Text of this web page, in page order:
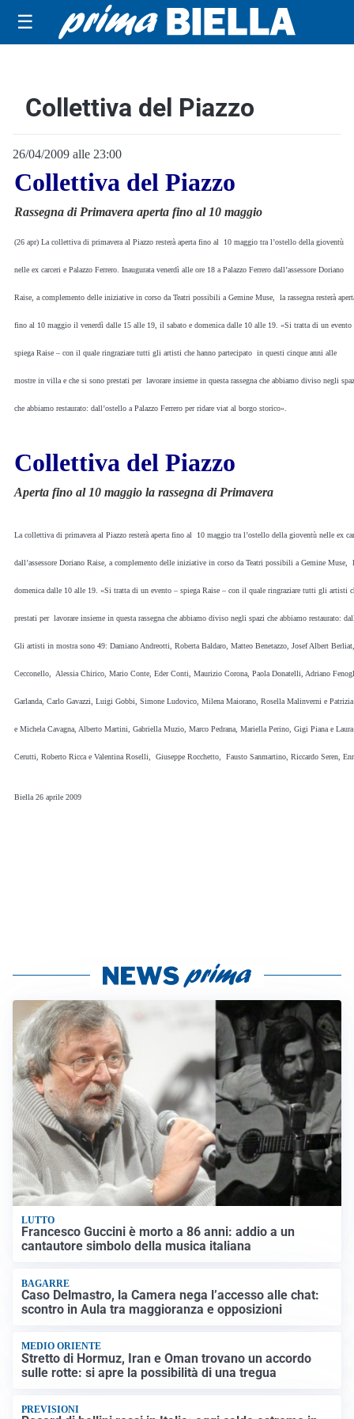
☰
Collettiva del Piazzo
26/04/2009 alle 23:00
Collettiva del Piazzo
Rassegna di Primavera aperta fino al 10 maggio
(26 apr) La collettiva di primavera al Piazzo resterà aperta fino al 10 maggio tra l’ostello della gioventù
nelle ex carceri e Palazzo Ferrero. Inaugurata venerdì alle ore 18 a Palazzo Ferrero dall’assessore Doriano
Raise, a complemento delle iniziative in corso da Teatri possibili a Gemine Muse, la rassegna resterà
fino al 10 maggio il venerdì dalle 15 alle 19, il sabato e domenica dalle 10 alle 19. «Si tratta di un evento
spiega Raise – con il quale ringraziare tutti gli artisti che hanno partecipato in questi cinque anni alle
mostre in villa e che si sono prestati per lavorare insieme in questa rassegna che abbiamo diviso negli
che abbiamo restaurato: dall’ostello a Palazzo Ferrero per ridare viat al borgo storico».
Collettiva del Piazzo
Aperta fino al 10 maggio la rassegna di Primavera
La collettiva di primavera al Piazzo resterà aperta fino al 10 maggio tra l’ostello della gioventù nelle ex
dall’assessore Doriano Raise, a complemento delle iniziative in corso da Teatri possibili a Gemine
domenica dalle 10 alle 19. «Si tratta di un evento – spiega Raise – con il quale ringraziare tutti gli
prestati per lavorare insieme in questa rassegna che abbiamo diviso negli spazi che abbiamo restaurato:
Gli artisti in mostra sono 49: Damiano Andreotti, Roberta Baldaro, Matteo Benetazzo, Josef Albert
Cecconello, Alessia Chirico, Mario Conte, Eder Conti, Maurizio Corona, Paola Donatelli, Adriano
Garlanda, Carlo Gavazzi, Luigi Gobbi, Simone Ludovico, Milena Maiorano, Rosella Malinverni e
e Michela Cavagna, Alberto Martini, Gabriella Muzio, Marco Pedrana, Mariella Perino, Gigi Piana e
Cerutti, Roberto Ricca e Valentina Roselli, Giuseppe Rocchetto, Fausto Sanmartino, Riccardo Seren,
Biella 26 aprile 2009
LUTTO
Francesco Guccini è morto a 86 anni: addio a un
cantautore simbolo della musica italiana
BAGARRE
Caso Delmastro, la Camera nega l’accesso alle chat:
scontro in Aula tra maggioranza e opposizioni
MEDIO ORIENTE
Stretto di Hormuz, Iran e Oman trovano un accordo
sulle rotte: si apre la possibilità di una tregua
PREVISIONI